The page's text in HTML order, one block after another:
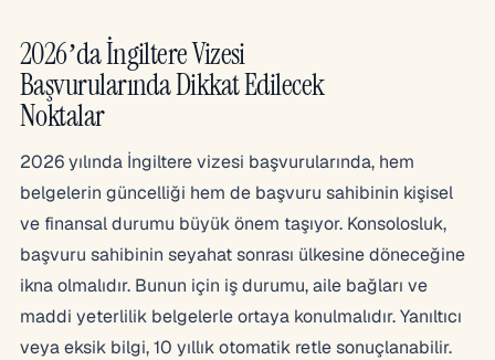
2026’da İngiltere Vizesi
Başvurularında Dikkat Edilecek
Noktalar
2026 yılında İngiltere vizesi başvurularında, hem
belgelerin güncelliği hem de başvuru sahibinin kişisel
ve finansal durumu büyük önem taşıyor. Konsolosluk,
başvuru sahibinin seyahat sonrası ülkesine döneceğine
ikna olmalıdır. Bunun için iş durumu, aile bağları ve
maddi yeterlilik belgelerle ortaya konulmalıdır. Yanıltıcı
veya eksik bilgi, 10 yıllık otomatik retle sonuçlanabilir.